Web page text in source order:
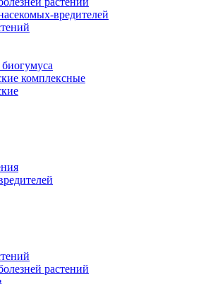
вредителей
комплексные
растений